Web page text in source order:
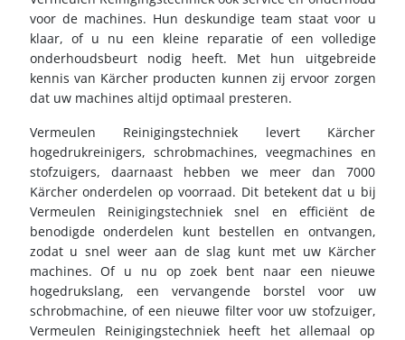
voor de machines. Hun deskundige team staat voor u
klaar, of u nu een kleine reparatie of een volledige
onderhoudsbeurt nodig heeft. Met hun uitgebreide
kennis van Kärcher producten kunnen zij ervoor zorgen
dat uw machines altijd optimaal presteren.
Vermeulen Reinigingstechniek levert Kärcher
hogedrukreinigers, schrobmachines, veegmachines en
stofzuigers, daarnaast hebben we meer dan 7000
Kärcher onderdelen op voorraad. Dit betekent dat u bij
Vermeulen Reinigingstechniek snel en efficiënt de
benodigde onderdelen kunt bestellen en ontvangen,
zodat u snel weer aan de slag kunt met uw Kärcher
machines. Of u nu op zoek bent naar een nieuwe
hogedrukslang, een vervangende borstel voor uw
schrobmachine, of een nieuwe filter voor uw stofzuiger,
Vermeulen Reinigingstechniek heeft het allemaal op